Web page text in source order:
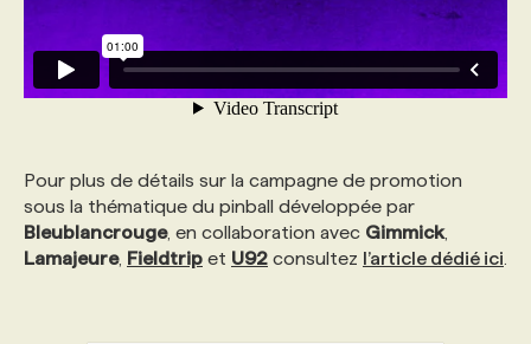
Pour plus de détails sur la campagne de promotion
sous la thématique du pinball développée par
Bleublancrouge, en collaboration avec Gimmick,
Lamajeure, Fieldtrip et U92 consultez l’article dédié ici